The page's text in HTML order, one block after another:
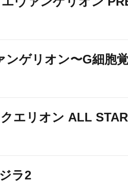
ンゲリオン〜G細胞
エリオン ALL
ラ2